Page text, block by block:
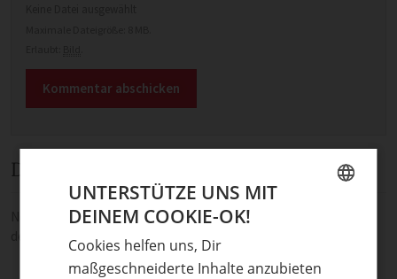
Diskussion
Noch keine Kommentare — sei die Erste oder der Erste und teile
UNTERSTÜTZE UNS MIT
DEINEM COOKIE-OK!
Cookies helfen uns, Dir
maßgeschneiderte Inhalte anzubieten